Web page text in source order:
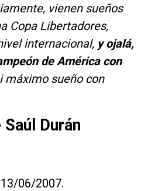
vienen sueños
Copa Libertadores,
internacional, y ojalá,
de América con
máximo sueño con
Durán
06/2007.